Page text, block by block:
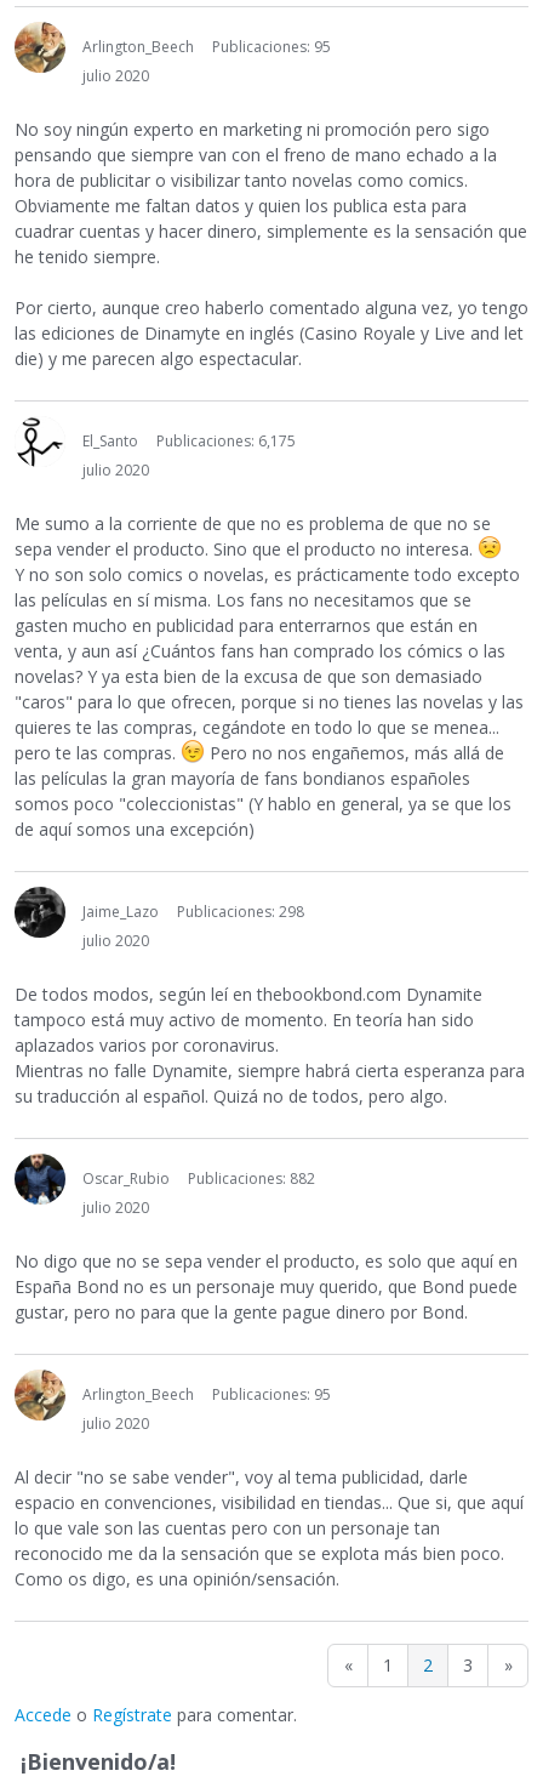
Arlington_Beech
Publicaciones: 95
julio 2020
No soy ningún experto en marketing ni promoción pero sigo
pensando que siempre van con el freno de mano echado a la
hora de publicitar o visibilizar tanto novelas como comics.
Obviamente me faltan datos y quien los publica esta para
cuadrar cuentas y hacer dinero, simplemente es la sensación que
he tenido siempre.
Por cierto, aunque creo haberlo comentado alguna vez, yo tengo
las ediciones de Dinamyte en inglés (Casino Royale y Live and let
die) y me parecen algo espectacular.
El_Santo
Publicaciones: 6,175
julio 2020
Me sumo a la corriente de que no es problema de que no se
sepa vender el producto. Sino que el producto no interesa.
Y no son solo comics o novelas, es prácticamente todo excepto
las películas en sí misma. Los fans no necesitamos que se
gasten mucho en publicidad para enterrarnos que están en
venta, y aun así ¿Cuántos fans han comprado los cómics o las
novelas? Y ya esta bien de la excusa de que son demasiado
"caros" para lo que ofrecen, porque si no tienes las novelas y las
quieres te las compras, cegándote en todo lo que se menea...
pero te las compras.
Pero no nos engañemos, más allá de
las películas la gran mayoría de fans bondianos españoles
somos poco "coleccionistas" (Y hablo en general, ya se que los
de aquí somos una excepción)
Jaime_Lazo
Publicaciones: 298
julio 2020
De todos modos, según leí en thebookbond.com Dynamite
tampoco está muy activo de momento. En teoría han sido
aplazados varios por coronavirus.
Mientras no falle Dynamite, siempre habrá cierta esperanza para
su traducción al español. Quizá no de todos, pero algo.
Oscar_Rubio
Publicaciones: 882
julio 2020
No digo que no se sepa vender el producto, es solo que aquí en
España Bond no es un personaje muy querido, que Bond puede
gustar, pero no para que la gente pague dinero por Bond.
Arlington_Beech
Publicaciones: 95
julio 2020
Al decir "no se sabe vender", voy al tema publicidad, darle
espacio en convenciones, visibilidad en tiendas... Que si, que aquí
lo que vale son las cuentas pero con un personaje tan
reconocido me da la sensación que se explota más bien poco.
Como os digo, es una opinión/sensación.
« 1 2 3 »
Accede o Regístrate para comentar.
¡Bienvenido/a!